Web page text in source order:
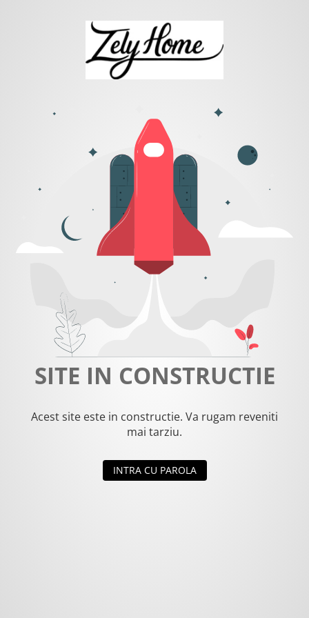
SITE IN CONSTRUCTIE
Acest site este in constructie. Va rugam reveniti
mai tarziu.
INTRA CU PAROLA